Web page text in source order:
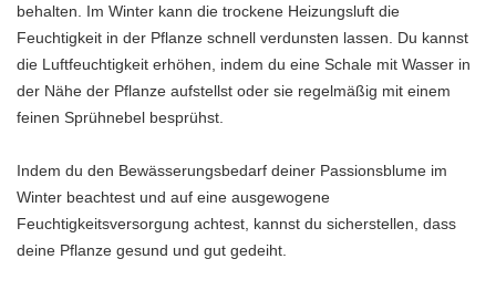
behalten. Im Winter kann die trockene Heizungsluft die
Feuchtigkeit in der Pflanze schnell verdunsten lassen. Du kannst
die Luftfeuchtigkeit erhöhen, indem du eine Schale mit Wasser in
der Nähe der Pflanze aufstellst oder sie regelmäßig mit einem
feinen Sprühnebel besprühst.
Indem du den Bewässerungsbedarf deiner Passionsblume im
Winter beachtest und auf eine ausgewogene
Feuchtigkeitsversorgung achtest, kannst du sicherstellen, dass
deine Pflanze gesund und gut gedeiht.